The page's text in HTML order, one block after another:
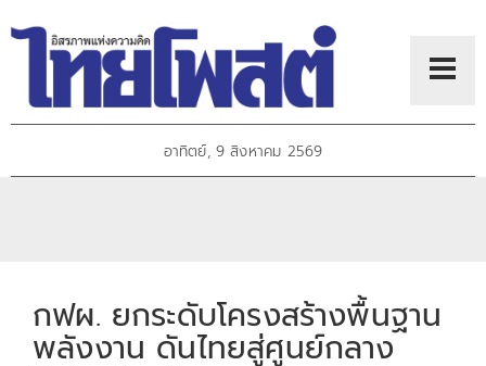
อาทิตย์, 9 สิงหาคม 2569
กฟผ. ยกระดับโครงสร้างพื้นฐาน
พลังงาน ดันไทยสู่ศูนย์กลาง